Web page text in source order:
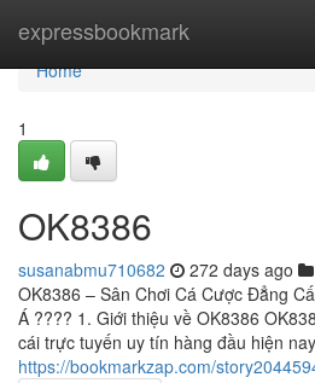
expressbookmark
Home
Home
1
OK8386
susanabmu710682 272 days ago
OK8386 – Sân Chơi Cá Cược Đẳng
Á ???? 1. Giới thiệu về OK8386
cái trực tuyến uy tín hàng đầu hiện
https://bookmarkzap.com/